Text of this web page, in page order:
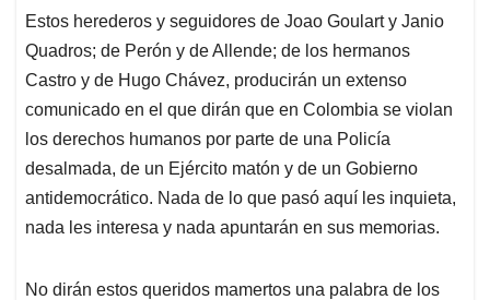
Estos herederos y seguidores de Joao Goulart y Janio
Quadros; de Perón y de Allende; de los hermanos
Castro y de Hugo Chávez, producirán un extenso
comunicado en el que dirán que en Colombia se violan
los derechos humanos por parte de una Policía
desalmada, de un Ejército matón y de un Gobierno
antidemocrático. Nada de lo que pasó aquí les inquieta,
nada les interesa y nada apuntarán en sus memorias.
No dirán estos queridos mamertos una palabra de los